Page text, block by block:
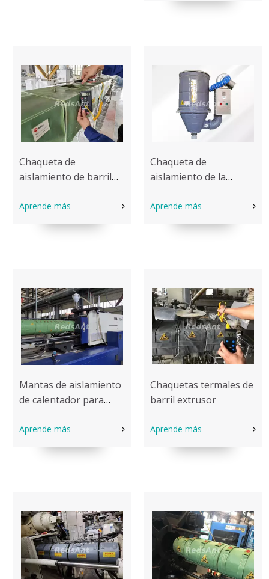
Chaqueta de
aislamiento de barril
extrusor
Aprende más
Chaqueta de
aislamiento de la
secadora de tolva
Aprende más
Mantas de aislamiento
de calentador para
máquina de moldeo
por inyección
Aprende más
Chaquetas termales de
barril extrusor
Aprende más